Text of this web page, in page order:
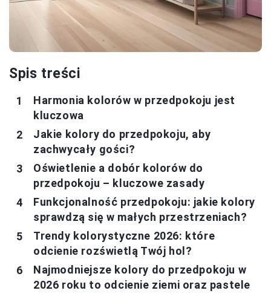
Spis treści
Harmonia kolorów w przedpokoju jest
kluczowa
Jakie kolory do przedpokoju, aby
zachwycały gości?
Oświetlenie a dobór kolorów do
przedpokoju – kluczowe zasady
Funkcjonalność przedpokoju: jakie kolory
sprawdzą się w małych przestrzeniach?
Trendy kolorystyczne 2026: które
odcienie rozświetlą Twój hol?
Najmodniejsze kolory do przedpokoju w
2026 roku to odcienie ziemi oraz pastele